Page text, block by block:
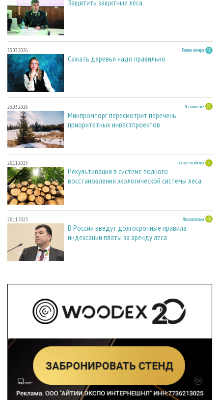
Защитить защитные леса
23.03.2026 Регион номера
Сажать деревья надо правильно
23.03.2026 Лесопиление
Минпромторг пересмотрит перечень
приоритетных инвестпроектов
28.11.2025 Лесное хозяйство
Рекультивация в системе полного
восстановления экологической системы леса
28.11.2025 Лесозаготовка
В России введут долгосрочные правила
индексации платы за аренду леса